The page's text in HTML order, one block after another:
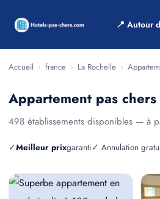
📍 Autour
Accueil › france › La Rochelle ›
Appartement pas
498 établissements disponibles — à
✓Meilleur prixgaranti✓ Annulation